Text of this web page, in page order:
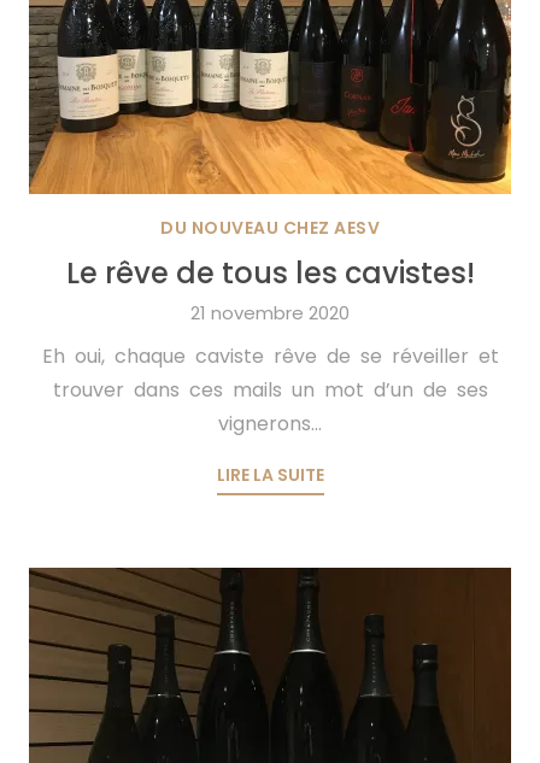
DU NOUVEAU CHEZ AESV
Le rêve de tous les cavistes!
21 novembre 2020
Eh oui, chaque caviste rêve de se réveiller et
trouver dans ces mails un mot d’un de ses
vignerons...
LIRE LA SUITE